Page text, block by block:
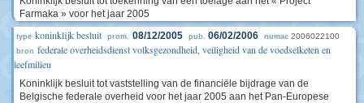
Farmaka » voor het jaar 2005
type koninklijk besluit prom. 08/12/2005 pub. 06/02/2006 numac 2006022100
bron federale overheidsdienst volksgezondheid, veiligheid van de voedselketen en
leefmilieu
Koninklijk besluit tot vaststelling van de financiële bijdrage van de
Belgische federale overheid voor het jaar 2005 aan het Pan-Europese